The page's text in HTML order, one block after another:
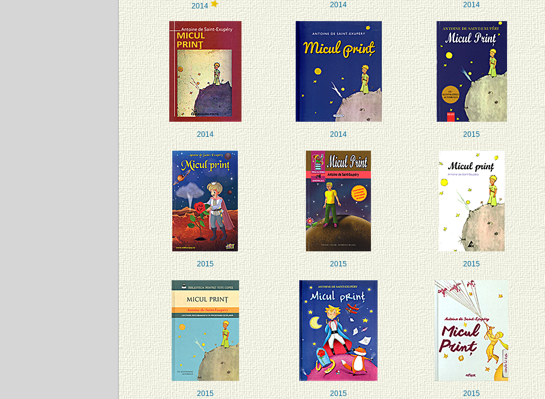
2014 2014 2014
2014 2014 2015
2015 2015 2015
2015 2015 2015